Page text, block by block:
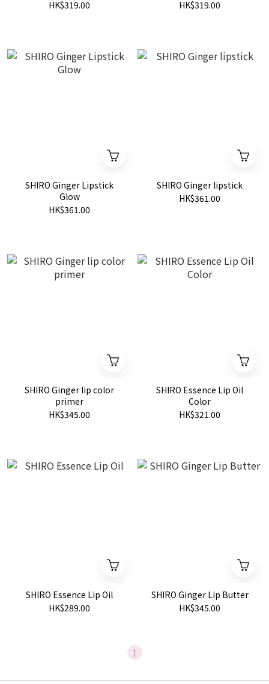
眼影液 5ml
HK$319.00 眼影液
HK$319.00
SHIRO Ginger Lipstick
Glow
HK$361.00
SHIRO Ginger lipstick
HK$361.00
SHIRO Ginger lip color
primer
HK$345.00
SHIRO Essence Lip Oil
Color
HK$321.00
SHIRO Essence Lip Oil
HK$289.00
SHIRO Ginger Lip Butter
HK$345.00
1